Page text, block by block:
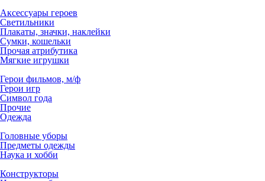
Аксессуары героев
Светильники
Плакаты, значки, наклейки
Сумки, кошельки
Прочая атрибутика
Мягкие игрушки
Герои фильмов, м/ф
Герои игр
Символ года
Прочие
Одежда
Головные уборы
Предметы одежды
Наука и хобби
Конструкторы